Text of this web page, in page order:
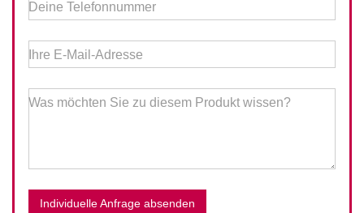
Deine Telefonnummer
Ihre E-Mail-Adresse
Was möchten Sie zu diesem Produkt wissen?
Individuelle Anfrage absenden